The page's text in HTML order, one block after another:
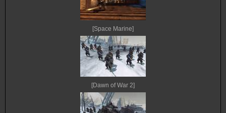
[Space Marine]
[Dawn of War 2]